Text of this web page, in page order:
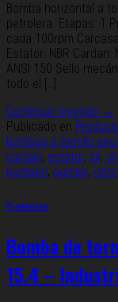
Bomba horizontal a
petrolera. Etapas: 1
cada 100rpm
Estator: NBR Cardan:
ANSI 150 Sello
todo el […]
Continuar leyendo →
Publicado en
bombas a tornillo
cardan, estator, oil,
pumpen, pumps, rotor,
Productos
Bomba de
15.4 –